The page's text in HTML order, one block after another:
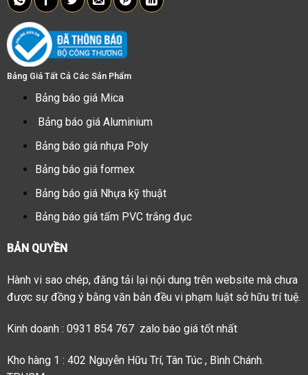
Bảng Giá Tất Cả Các Sản Phẩm
Bảng báo giá Mica
Bảng báo giá Aluminium
Bảng báo giá nhựa Poly
Bảng báo giá formex
Bảng báo giá Nhựa kỹ thuật
Bảng báo giá tấm PVC trắng đục
BẢN QUYỀN
Hành vi sao chép, đăng tải lại nội dung trên website mà chưa
được sự đồng ý bằng văn bản đều vi phạm luật sở hữu trí tuệ.
Kinh doanh : 0931 854 767 zalo báo giá tốt nhất
Kho hàng 1 : 402 Nguyễn Hữu Trí, Tân Túc , Bình Chánh.